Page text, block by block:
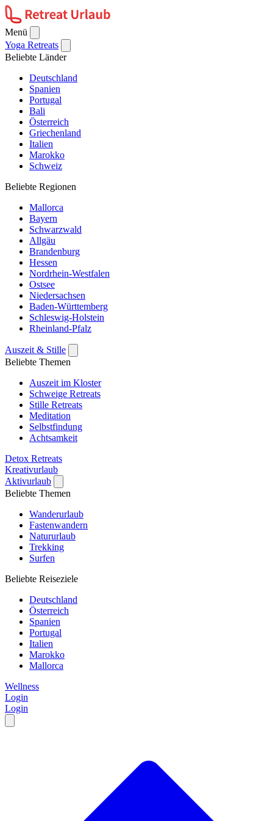
Menü
Yoga Retreats
Beliebte Länder
Deutschland
Spanien
Portugal
Bali
Österreich
Griechenland
Italien
Marokko
Schweiz
Beliebte Regionen
Mallorca
Bayern
Schwarzwald
Allgäu
Brandenburg
Hessen
Nordrhein-Westfalen
Ostsee
Niedersachsen
Baden-Württemberg
Schleswig-Holstein
Rheinland-Pfalz
Auszeit & Stille
Beliebte Themen
Auszeit im Kloster
Schweige Retreats
Stille Retreats
Meditation
Selbstfindung
Achtsamkeit
Detox Retreats
Kreativurlaub
Aktivurlaub
Beliebte Themen
Wanderurlaub
Fastenwandern
Natururlaub
Trekking
Surfen
Beliebte Reiseziele
Deutschland
Österreich
Spanien
Portugal
Italien
Marokko
Mallorca
Wellness
Login
Login